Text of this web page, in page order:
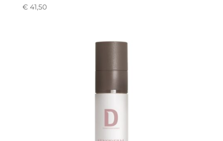
€41,50